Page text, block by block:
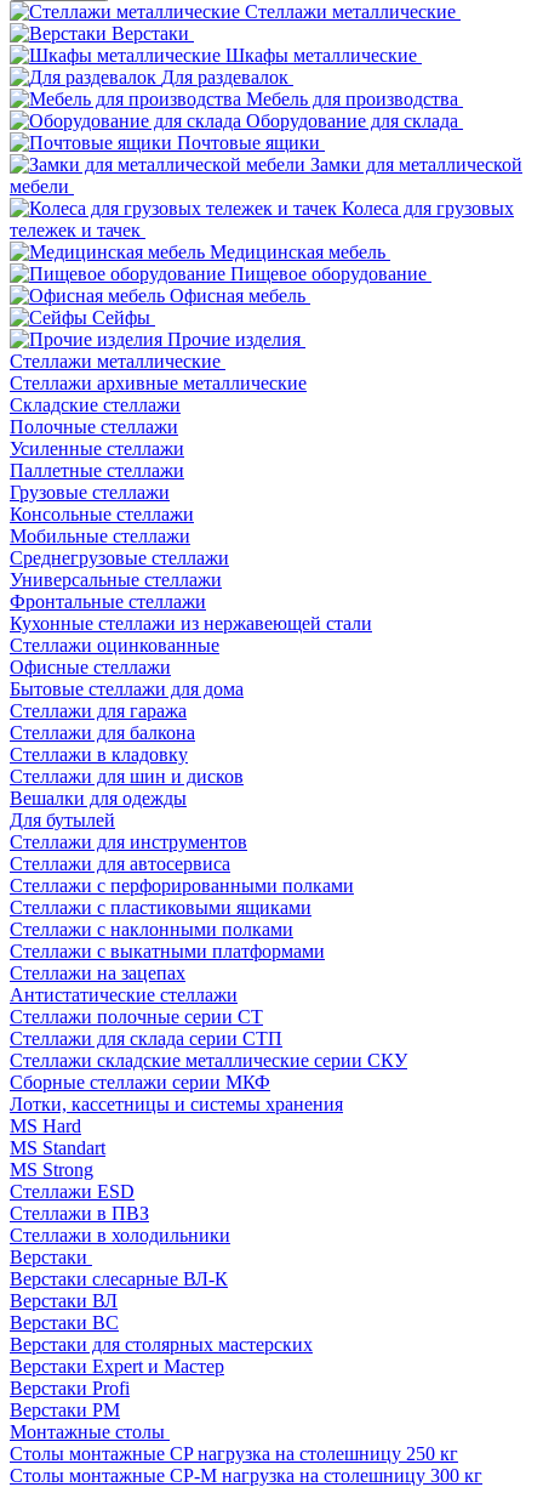
Стеллажи металлические
Верстаки
Шкафы металлические
Для раздевалок
Мебель для производства
Оборудование для склада
Почтовые ящики
Замки для металлической
мебели
Колеса для грузовых
тележек и тачек
Медицинская мебель
Пищевое оборудование
Офисная мебель
Сейфы
Прочие изделия
Стеллажи металлические
Cтеллажи архивные металлические
Складские стеллажи
Полочные стеллажи
Усиленные стеллажи
Паллетные стеллажи
Грузовые стеллажи
Консольные стеллажи
Мобильные стеллажи
Среднегрузовые стеллажи
Универсальные стеллажи
Фронтальные стеллажи
Кухонные стеллажи из нержавеющей стали
Стеллажи оцинкованные
Офисные стеллажи
Бытовые стеллажи для дома
Стеллажи для гаража
Стеллажи для балкона
Стеллажи в кладовку
Стеллажи для шин и дисков
Вешалки для одежды
Для бутылей
Стеллажи для инструментов
Стеллажи для автосервиса
Стеллажи с перфорированными полками
Стеллажи с пластиковыми ящиками
Стеллажи с наклонными полками
Стеллажи с выкатными платформами
Стеллажи на зацепах
Антистатические стеллажи
Стеллажи полочные серии СТ
Стеллажи для склада серии СТП
Стеллажи складские металлические серии СКУ
Сборные стеллажи серии МКФ
Лотки, кассетницы и системы хранения
MS Hard
MS Standart
MS Strong
Стеллажи ESD
Стеллажи в ПВЗ
Стеллажи в холодильники
Верстаки
Верстаки слесарные ВЛ-К
Верстаки ВЛ
Верстаки ВС
Верстаки для столярных мастерских
Верстаки Expert и Мастер
Верстаки Profi
Верстаки РМ
Монтажные столы
Столы монтажные СP нагрузка на столешницу 250 кг
Столы монтажные СР-М нагрузка на столешницу 300 кг